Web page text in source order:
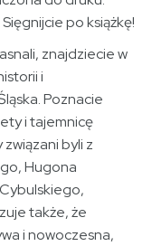
po książkę!
znajdziecie w
i
Poznacie
i tajemnicę
byli z
Hugona
także, że
i nowoczesna,